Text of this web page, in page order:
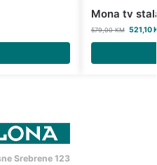
Mona tv
579,00KM 521,10
Srebrene 123